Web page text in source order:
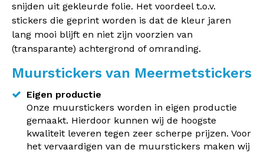
snijden uit gekleurde folie. Het voordeel t.o.v.
stickers die geprint worden is dat de kleur jaren
lang mooi blijft en niet zijn voorzien van
(transparante) achtergrond of omranding.
Muurstickers van Meermetstickers
Eigen productie
Onze muurstickers worden in eigen productie
gemaakt. Hierdoor kunnen wij de hoogste
kwaliteit leveren tegen zeer scherpe prijzen. Voor
het vervaardigen van de muurstickers maken wij